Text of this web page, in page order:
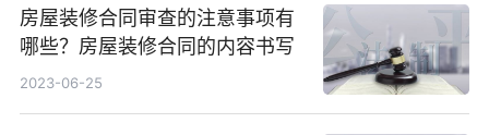
房屋装修合同审查的注意事项有
哪些？房屋装修合同的内容书写
2023-06-25